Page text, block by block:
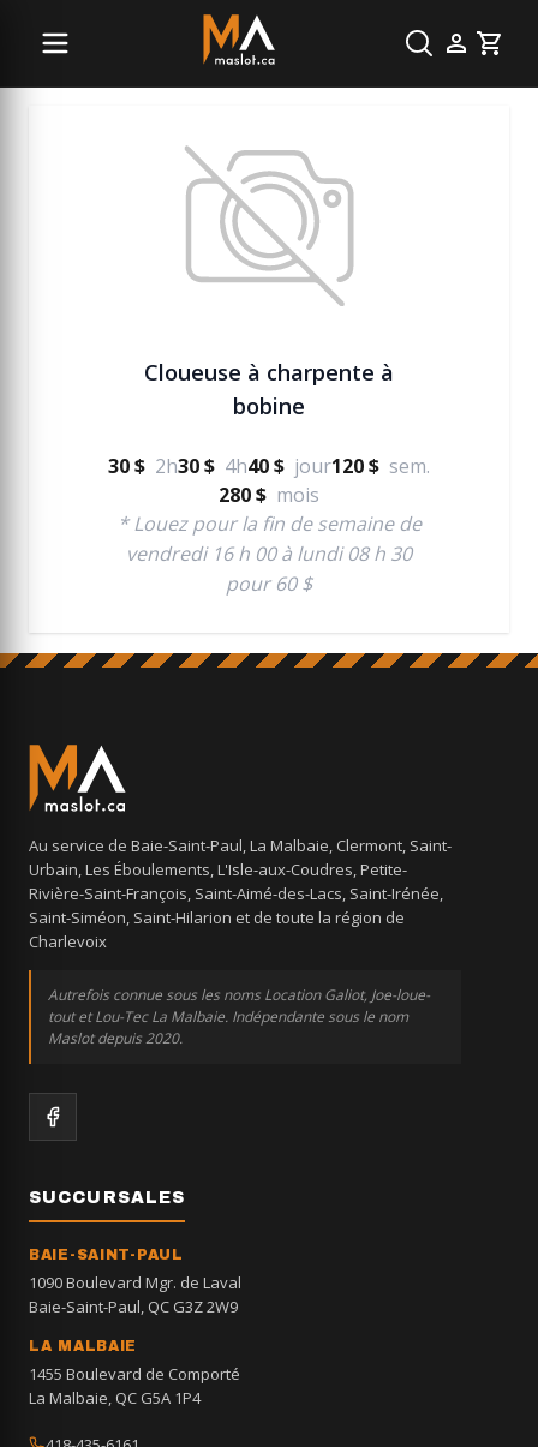
Cart
Pneumatique (air)
Cloueuse à charpente à
bobine
30 $ 2h30 $ 4h40 $ jour120 $ sem.
280 $ mois
* Louez pour la fin de semaine de
vendredi 16 h 00 à lundi 08 h 30
pour 60 $
Au service de Baie-Saint-Paul, La Malbaie, Clermont, Saint-
Urbain, Les Éboulements, L'Isle-aux-Coudres, Petite-
Rivière-Saint-François, Saint-Aimé-des-Lacs, Saint-Irénée,
Saint-Siméon, Saint-Hilarion et de toute la région de
Charlevoix
Autrefois connue sous les noms Location Galiot, Joe-loue-
tout et Lou-Tec La Malbaie. Indépendante sous le nom
Maslot depuis 2020.
SUCCURSALES
BAIE-SAINT-PAUL
1090 Boulevard Mgr. de Laval
Baie-Saint-Paul, QC G3Z 2W9
LA MALBAIE
1455 Boulevard de Comporté
La Malbaie, QC G5A 1P4